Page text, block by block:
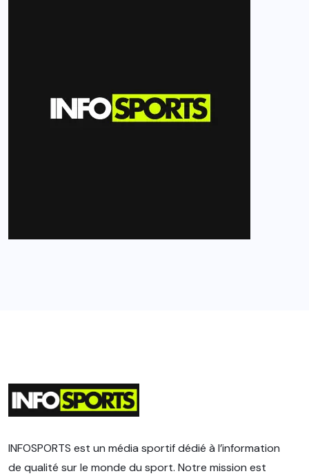
INFOSPORTS est un média sportif dédié à l’information
de qualité sur le monde du sport. Notre mission est